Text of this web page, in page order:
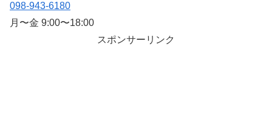
098-943-6180
月〜金 9:00〜18:00
スポンサーリンク